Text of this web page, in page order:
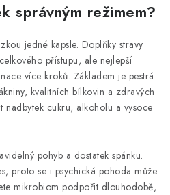
správným režimem?
jedné kapsle. Doplňky stravy
přístupu, ale nejlepší
více kroků. Základem je pestrá
kvalitních bílkovin a zdravých
nadbytek cukru, alkoholu a vysoce
pohyb a dostatek spánku.
proto se i psychická pohoda může
mikrobiom podpořit dlouhodobě,